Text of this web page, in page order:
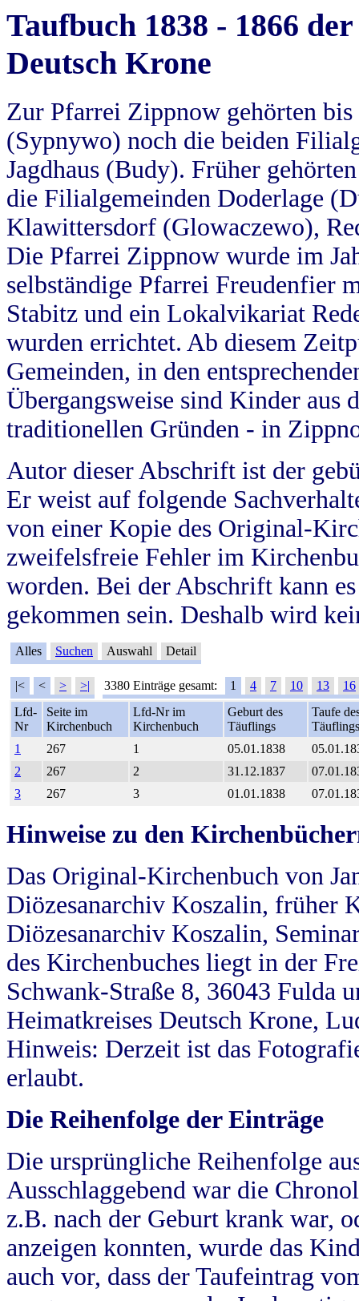
Taufbuch 1838 - 1866
Deutsch Krone
Zur Pfarrei Zippnow gehörten
(Sypnywo) noch die beiden
Jagdhaus (Budy). Früher
die Filialgemeinden Doderlage
Klawittersdorf (Glowaczewo),
Die Pfarrei Zippnow wurde im
selbständige Pfarrei Freudenfier
Stabitz und ein Lokalvikariat
wurden errichtet. Ab diesem
Gemeinden, in den
Übergangsweise sind Kinder aus
traditionellen Gründen - in
Autor dieser Abschrift ist der
Er weist auf folgende
von einer Kopie des Original-
zweifelsfreie Fehler im
worden. Bei der Abschrift kann
gekommen sein. Deshalb wird
Alles Suchen Auswahl Detail
|< < > >| 3380 Einträge gesamt: 1 4 7 10 13
16
Lfd-
Nr
Seite im
Kirchenbuch
Lfd-Nr im
Kirchenbuch
Geburt des
Täuflings
Taufe
Täuflings
1
267 1 05.01.1838
2
267 2 31.12.1837
3
267 3 01.01.1838
Hinweise zu den
Das Original-Kirchenbuch von
Diözesanarchiv Koszalin, früher
Diözesanarchiv Koszalin,
des Kirchenbuches liegt in der
Schwank-Straße 8, 36043 Fulda
Heimatkreises Deutsch Krone,
Hinweis: Derzeit ist das
erlaubt.
Die Reihenfolge der Einträge
Die ursprüngliche Reihenfolge
Ausschlaggebend war die
z.B. nach der Geburt krank war,
anzeigen konnten, wurde das
auch vor, dass der Taufeintrag